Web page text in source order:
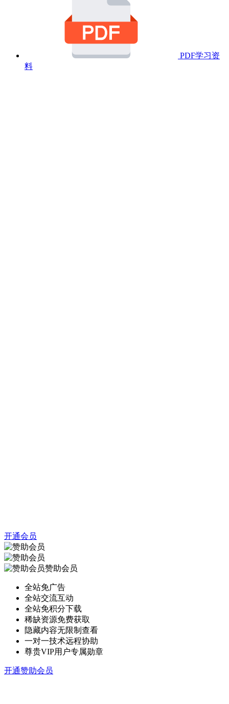
PDF学习资
料
开通会员
赞助会员
全站免广告
全站交流互动
全站免积分下载
稀缺资源免费获取
隐藏内容无限制查看
一对一技术远程协助
尊贵VIP用户专属勋章
开通赞助会员